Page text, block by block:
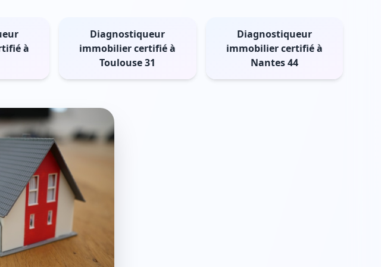
à
Diagnostiqueur
immobilier certifié à
Toulouse 31
Diagnostiqueur
immobilier certifié à
Nantes 44